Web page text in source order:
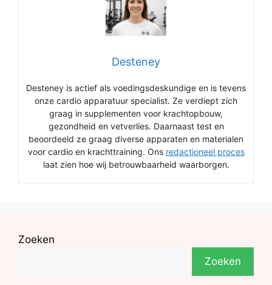
Desteney
Desteney is actief als voedingsdeskundige en is tevens
onze cardio apparatuur specialist. Ze verdiept zich
graag in supplementen voor krachtopbouw,
gezondheid en vetverlies. Daarnaast test en
beoordeeld ze graag diverse apparaten en materialen
voor cardio en krachttraining. Ons redactioneel proces
laat zien hoe wij betrouwbaarheid waarborgen.
Zoeken
Zoeken